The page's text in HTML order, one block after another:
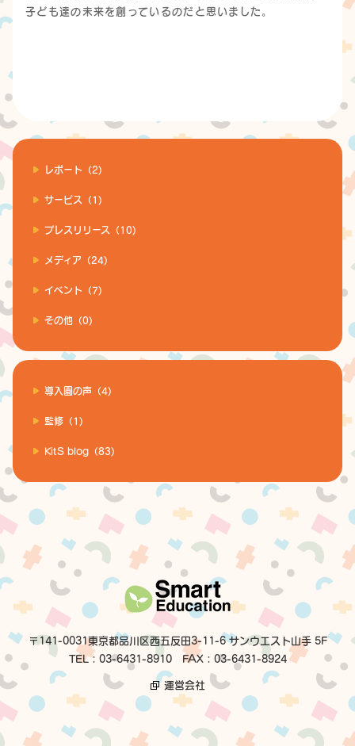
子ども達の未来を創っているのだと思いました。
レポート（2)
サービス（1)
プレスリリース（10)
メディア（24)
イベント（7)
その他（0)
導入園の声（4)
監修（1)
KitS blog（83)
〒141-0031東京都品川区西五反田3-11-6 サンウエスト山手 5F
TEL：03-6431-8910 FAX：03-6431-8924
運営会社